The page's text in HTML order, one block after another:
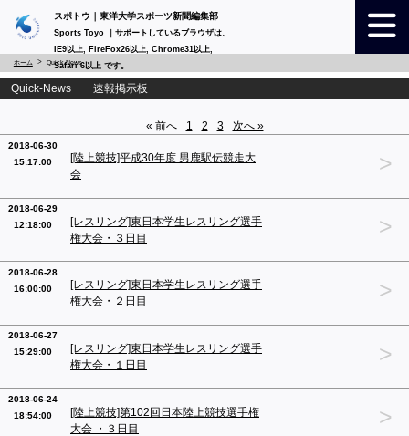
スポトウ｜東洋大学スポーツ新聞編集部
Sports Toyo ｜サポートしているブラウザは、
IE9以上, FireFox26以上, Chrome31以上,
Safari 6以上 です。
ホーム Quick-News
Quick-News 速報掲示板
« 前へ 1 2 3 次へ »
2018-06-30
15:17:00
[陸上競技]平成30年度 男鹿駅伝競走大
会
>
2018-06-29
12:18:00
[レスリング]東日本学生レスリング選手
権大会・３日目
>
2018-06-28
16:00:00
[レスリング]東日本学生レスリング選手
権大会・２日目
>
2018-06-27
15:29:00
[レスリング]東日本学生レスリング選手
権大会・１日目
>
2018-06-24
18:54:00
[陸上競技]第102回日本陸上競技選手権
大会 ・３日目
>